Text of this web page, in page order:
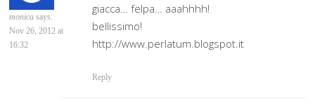
monica says:
Nov 26, 2012 at
16:32
giacca… felpa… aaahhhh!
bellissimo!
http://www.perlatum.blogspot.it
Reply